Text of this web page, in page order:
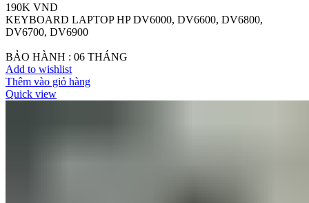
190K VND
KEYBOARD LAPTOP HP DV6000, DV6600, DV6800,
DV6700, DV6900
BẢO HÀNH : 06 THÁNG
Add to wishlist
Thêm vào giỏ hàng
Quick view